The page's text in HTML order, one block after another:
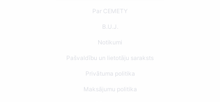
Par CEMETY
B.U.J.
Notikumi
Pašvaldību un lietotāju saraksts
Privātuma politika
Maksājumu politika